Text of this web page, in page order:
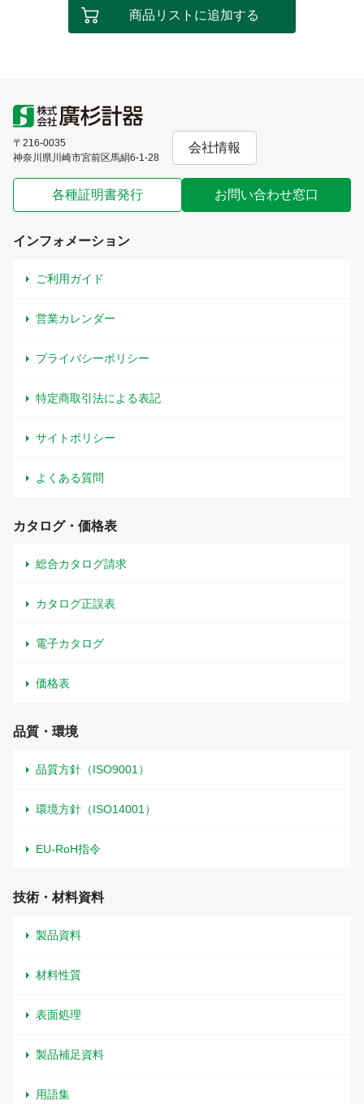
商品リストに追加する
〒216-0035
神奈川県川崎市宮前区馬絹6-1-28
会社情報
各種証明書発行 お問い合わせ窓口
インフォメーション
ご利用ガイド
営業カレンダー
プライバシーポリシー
特定商取引法による表記
サイトポリシー
よくある質問
カタログ・価格表
総合カタログ請求
カタログ正誤表
電子カタログ
価格表
品質・環境
品質方針（ISO9001）
環境方針（ISO14001）
EU-RoH指令
技術・材料資料
製品資料
材料性質
表面処理
製品補足資料
用語集